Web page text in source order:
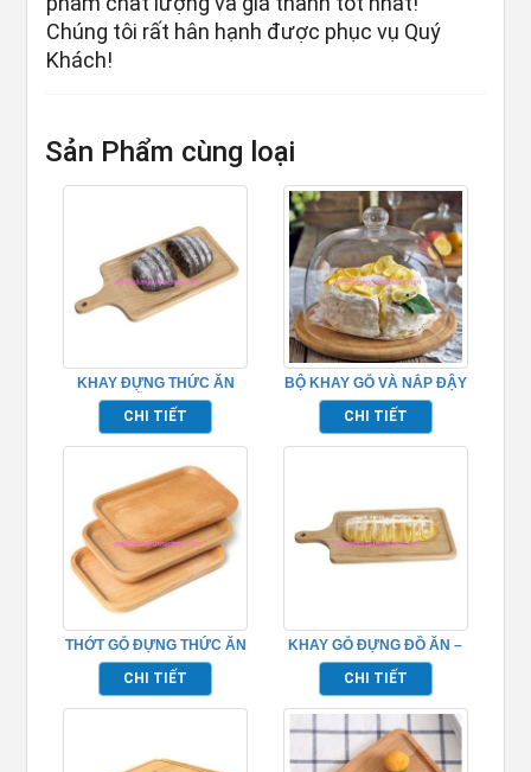
Chúng tôi rất hân hạnh được phục vụ Quý
Khách!
Sản Phẩm cùng loại
KHAY ĐỰNG THỨC ĂN
BẰNG GỖ – TPHM0205
CHI TIẾT
BỘ KHAY GỖ VÀ NẮP ĐẬY
THỨC ĂN – TPHM0232
CHI TIẾT
THỚT GỖ ĐỰNG THỨC ĂN
– TPHM0216
CHI TIẾT
KHAY GỖ ĐỰNG ĐỒ ĂN –
TPHM0204
CHI TIẾT